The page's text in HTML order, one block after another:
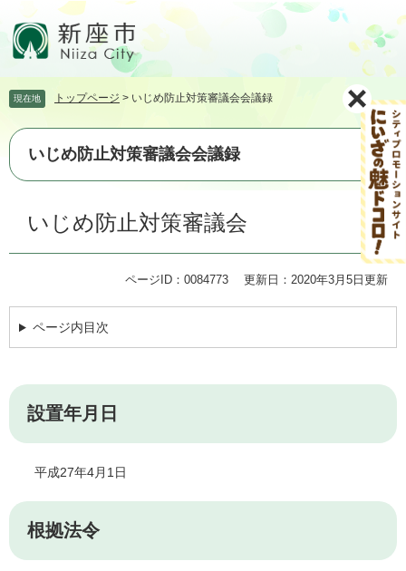
頭
す。
飛
し
て
現在地 トップページ > いじめ防止対策審議会会議録
いじめ防止対策審議会会議録
いじめ防止対策審議会
ページID：0084773 更新日：2020年3月5日更新
ページ内目次
設置年月日
平成27年4月1日
根拠法令